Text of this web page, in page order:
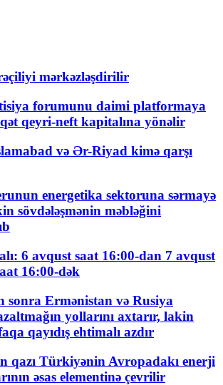
mərkəzləşdirilir
forumunu daimi platformaya
qeyri-neft kapitalına yönəlir
və Ər-Riyad kimə qarşı
energetika sektoruna sərmayə
sövdələşmənin məbləğini
6 avqust saat 16:00-dan 7 avqust
16:00-dək
sonra Ermənistan və Rusiya
yollarını axtarır, lakin
qayıdış ehtimalı azdır
qazı Türkiyənin Avropadakı enerji
əsas elementinə çevrilir